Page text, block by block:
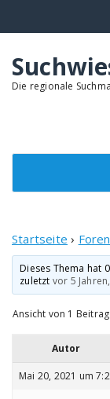
Die regionale
Startseite › Foren
Dieses Thema hat
zuletzt vor 5
Ansicht von 1
Autor
Mai 20, 2021 um